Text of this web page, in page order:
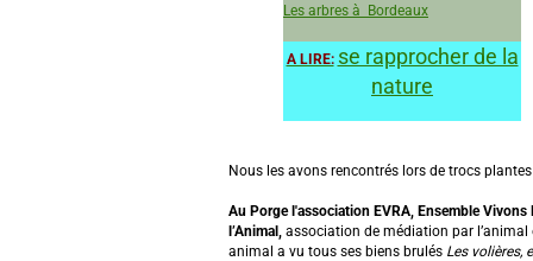
Les arbres à Bordeaux
A LIRE: se rapprocher de la
nature
Nous les avons rencontrés lors de trocs plantes
Au Porge l'association EVRA, Ensemble Vivons
l’Animal, association de médiation par l’animal
animal a vu tous ses biens brulés Les volières,